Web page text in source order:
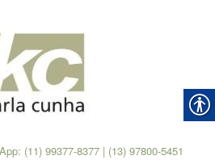
(11) 99377-8377 | (13) 97800-5451